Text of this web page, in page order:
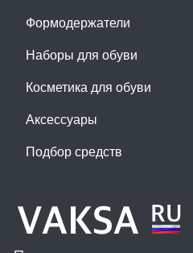
Формодержатели
Наборы для обуви
Косметика для обуви
Аксессуары
Подбор средств